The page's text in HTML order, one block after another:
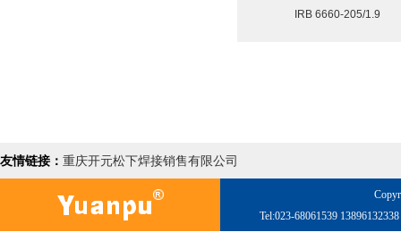
IRB 6660-205/1.9
友情链接： 重庆开元松下焊接销售有限公司
Tel:023-68061539